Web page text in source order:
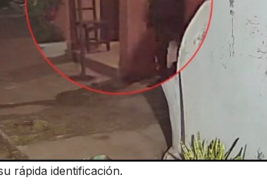
rápida identificación.